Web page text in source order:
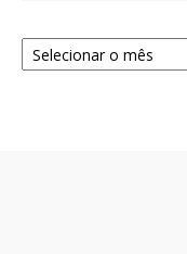
Navegue